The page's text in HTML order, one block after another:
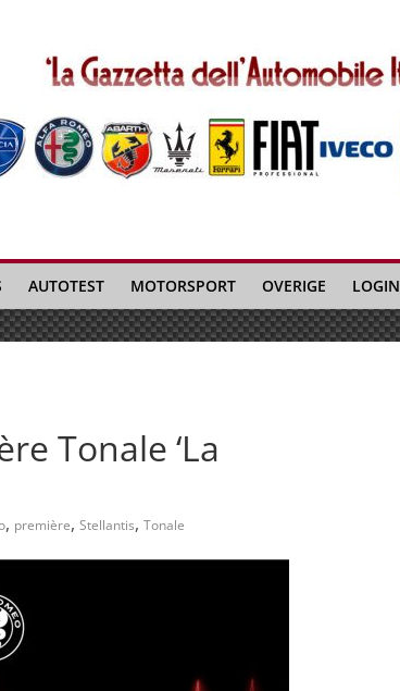
AUTOTEST MOTORSPORT OVERIGE LOGIN
Tonale ‘La
, première, Stellantis, Tonale